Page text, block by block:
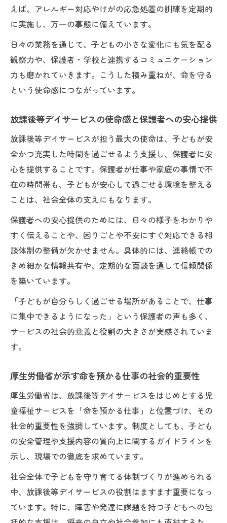
命を預かる仕事が担う放課後等デイサービ
スの役割
支援内容を知ることで見える命を預かる仕
事の価値
命を預かる仕事に必要な放課後等デイサー
ビスの知識
命を預かる仕事を支える放課後等デイサー
ビスの安全対策
保護者が安心できる命を預かる仕事の支援
体制とは
命を預かる仕事の現場で実践される安全管
理の工夫
不安なく任せられる命を預かる仕事の支援
の流れ
命を預かる仕事で重視される体制づくりと
配慮
えば、アレルギー対応やけがの応急処置の訓練を定期的
に実施し、万一の事態に備えています。
日々の業務を通じて、子どもの小さな変化にも気を配る
観察力や、保護者・学校と連携するコミュニケーション
力も磨かれていきます。こうした積み重ねが、命を守る
という使命感につながっています。
放課後等デイサービスの使命感と保護者への安心提供
放課後等デイサービスが担う最大の使命は、子どもが安
全かつ充実した時間を過ごせるよう支援し、保護者に安
心を提供することです。保護者が仕事や家庭の事情で不
在の時間帯も、子どもが安心して過ごせる環境を整える
ことは、社会全体の支えにもなります。
保護者への安心提供のためには、日々の様子をわかりや
すく伝えることや、困りごとや不安にすぐ対応できる相
談体制の整備が欠かせません。具体的には、連絡帳での
きめ細かな情報共有や、定期的な面談を通して信頼関係
を築いています。
「子どもが自分らしく過ごせる場所があることで、仕事
に集中できるようになった」という保護者の声も多く、
サービスの社会的意義と役割の大きさが実感されていま
す。
厚生労働省が示す命を預かる仕事の社会的重要性
厚生労働省は、放課後等デイサービスをはじめとする児
童福祉サービスを「命を預かる仕事」と位置づけ、その
社会的重要性を強調しています。制度としても、子ども
の安全管理や支援内容の質向上に関するガイドラインを
示し、現場での徹底を求めています。
社会全体で子どもを守り育てる体制づくりが進められる
中、放課後等デイサービスの役割はますます重要になっ
ています。特に、障害や発達に課題を持つ子どもへの包